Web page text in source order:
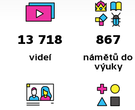
13 718
videí
867
námětů do
výuky